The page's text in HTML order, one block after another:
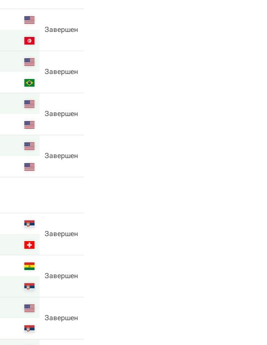
Завершен
Завершен
Завершен
Завершен
Завершен
Завершен
Завершен